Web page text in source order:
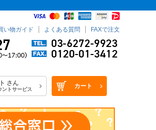
い物ガイド よくある質問 FAXで注文
さん
ントサービス カート